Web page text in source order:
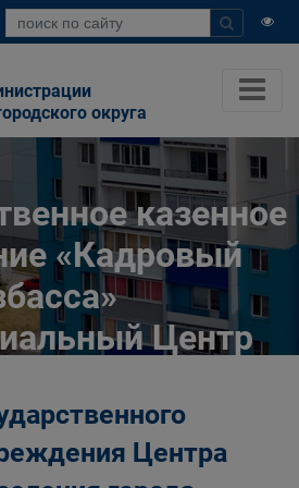
округа
казенное
«Кадровый
Центр
Центра